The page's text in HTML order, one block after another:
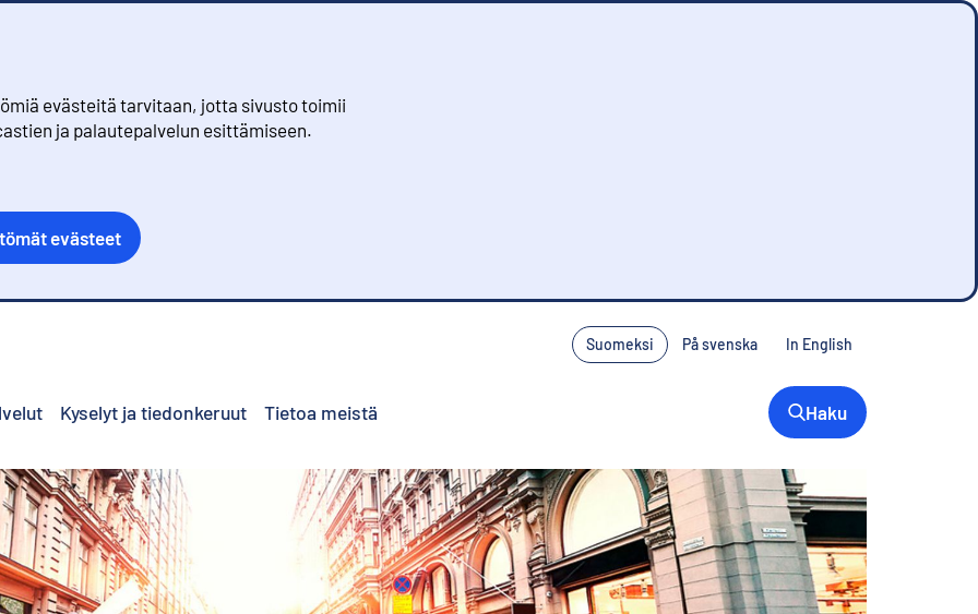
evästeitä tarvitaan, jotta sivusto toimii
ja palautepalvelun esittämiseen.
evästeet
Suomeksi På svenska In English
Kyselyt ja tiedonkeruut Tietoa meistä Haku